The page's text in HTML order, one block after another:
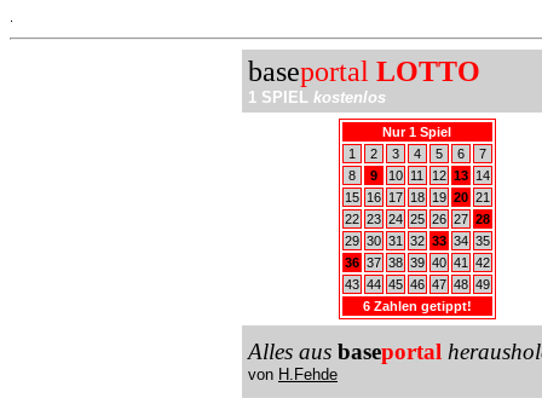
baseportal LOTTO
1 SPIEL kostenlos
Nur 1 Spiel
1
2 3 4 5 6
7
8
9 10 11 12 13
14
15
16 17 18 19 20 21
22 23 24 25 26 27 28
29 30 31 32 33 34 35
36 37 38 39 40 41
42
43 44 45 46 47 48 49
6 Zahlen getippt!
Alles aus baseportal
von H.Fehde